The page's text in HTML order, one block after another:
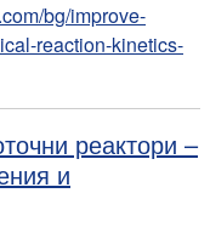
bg/improve-
reaction-kinetics-
реактори –
и